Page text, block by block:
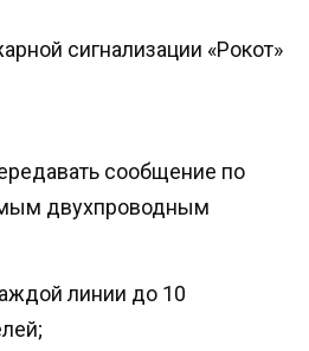
сигнализации «Рокот»
сообщение по
двухпроводным
линии до 10